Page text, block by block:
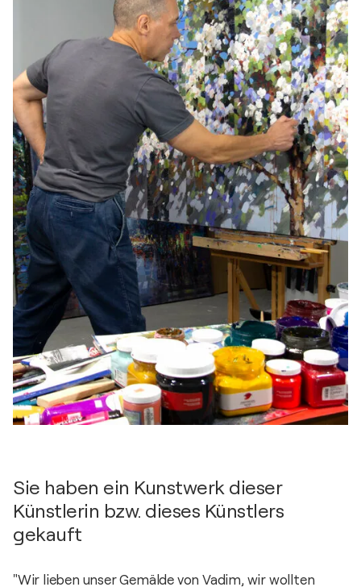
Sie haben ein Kunstwerk dieser
Künstlerin bzw. dieses Künstlers
gekauft
"Wir lieben unser Gemälde von Vadim, wir wollten